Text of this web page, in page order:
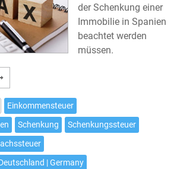
der Schenkung einer
Immobilie in Spanien
beachtet werden
müssen.
Einkommensteuer
Schenkung
Schenkungssteuer
| Germany